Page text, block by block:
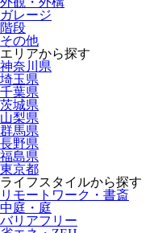
ガレージ
階段
その他
エリアから探す
神奈川県
埼玉県
千葉県
茨城県
山梨県
群馬県
長野県
福島県
東京都
ライフスタイルから探す
リモートワーク・書斎
中庭・庭
バリアフリー